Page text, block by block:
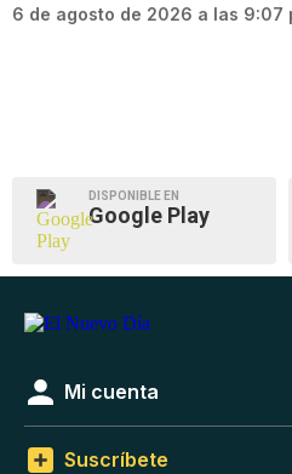
6 de agosto de 2026 a las 9:07
DISPONIBLE EN
Google Play
Mi cuenta
Suscríbete